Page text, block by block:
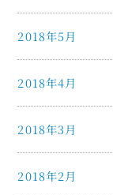
2018年5月
2018年4月
2018年3月
2018年2月